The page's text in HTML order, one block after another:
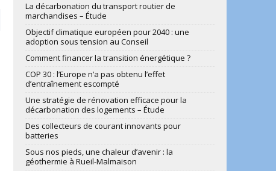
La décarbonation du transport routier de
marchandises – Étude
Objectif climatique européen pour 2040 : une
adoption sous tension au Conseil
Comment financer la transition énergétique ?
COP 30 : l’Europe n’a pas obtenu l’effet
d’entraînement escompté
Une stratégie de rénovation efficace pour la
décarbonation des logements – Étude
Des collecteurs de courant innovants pour
batteries
Sous nos pieds, une chaleur d’avenir : la
géothermie à Rueil-Malmaison